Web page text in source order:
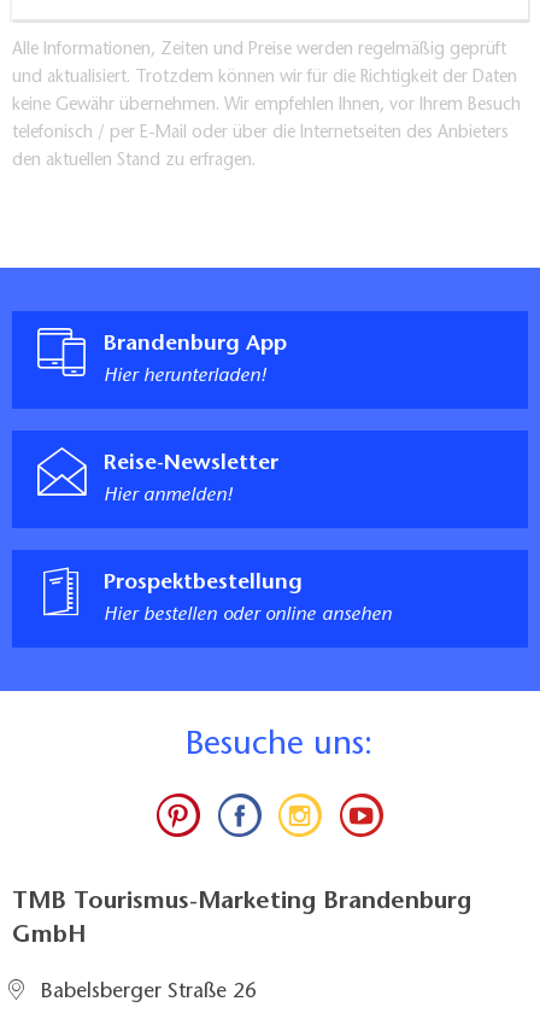
Alle Informationen, Zeiten und Preise werden regelmäßig geprüft
und aktualisiert. Trotzdem können wir für die Richtigkeit der Daten
keine Gewähr übernehmen. Wir empfehlen Ihnen, vor Ihrem Besuch
telefonisch / per E-Mail oder über die Internetseiten des Anbieters
den aktuellen Stand zu erfragen.
Brandenburg App
Hier herunterladen!
Reise-Newsletter
Hier anmelden!
Prospektbestellung
Hier bestellen oder online ansehen
Besuche uns:
TMB Tourismus-Marketing Brandenburg
GmbH
Babelsberger Straße 26